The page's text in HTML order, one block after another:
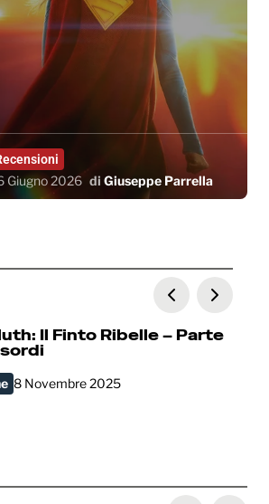
Giugno 2026 di Giuseppe Parrella
Il Finto Ribelle – Parte
8 Novembre 2025